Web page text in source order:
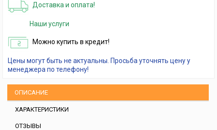
Доставка и оплата!
Наши услуги
Можно купить в кредит!
Цены могут быть не актуальны. Просьба уточнять цену у
менеджера по телефону!
ОПИСАНИЕ
ХАРАКТЕРИСТИКИ
ОТЗЫВЫ